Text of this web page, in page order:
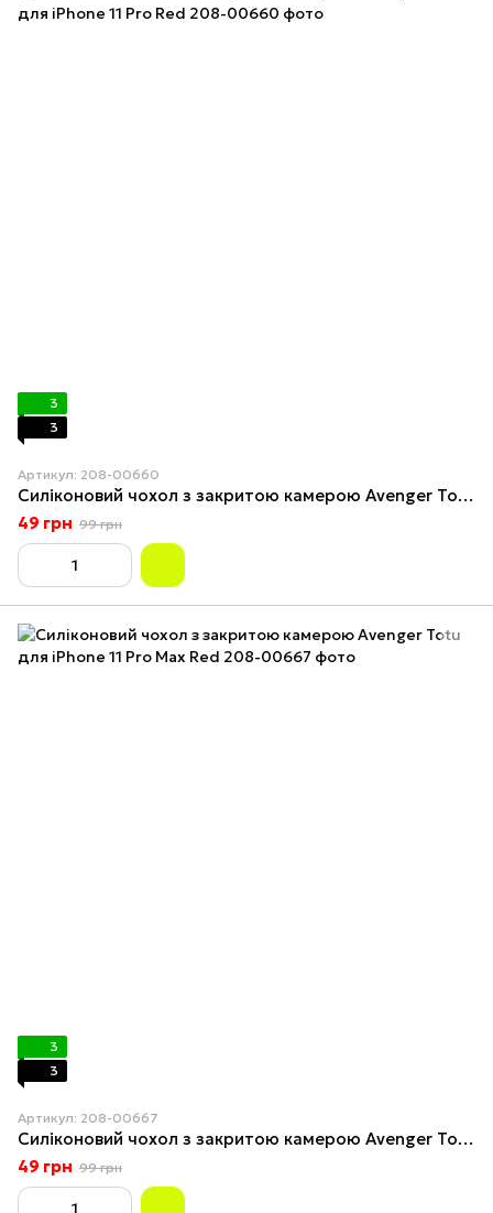
3
3
Артикул: 208-00660
Силіконовий чохол з закритою камерою Avenger Totu для iPhone 11 Pro Red
49 грн 99 грн
3
3
Артикул: 208-00667
Силіконовий чохол з закритою камерою Avenger Totu для iPhone 11 Pro Max Red
49 грн 99 грн